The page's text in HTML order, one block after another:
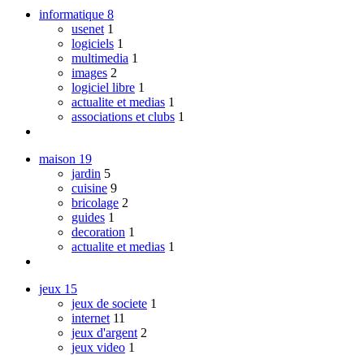
informatique 8
usenet 1
logiciels 1
multimedia 1
images 2
logiciel libre 1
actualite et medias 1
associations et clubs 1
maison 19
jardin 5
cuisine 9
bricolage 2
guides 1
decoration 1
actualite et medias 1
jeux 15
jeux de societe 1
internet 11
jeux d'argent 2
jeux video 1